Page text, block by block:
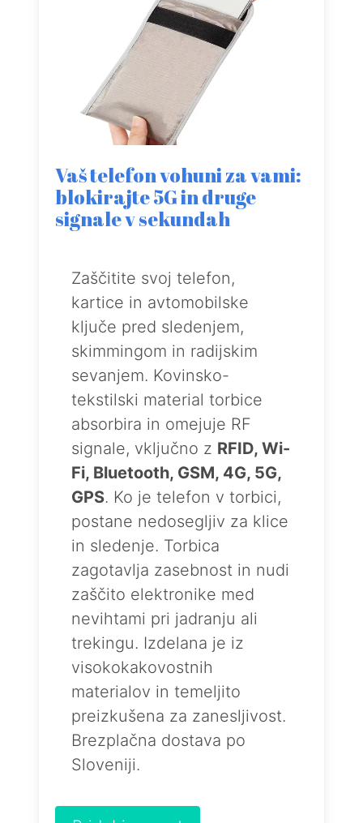
Vaš telefon vohuni za vami:
blokirajte 5G in druge
signale v sekundah
Zaščitite svoj telefon,
kartice in avtomobilske
ključe pred sledenjem,
skimmingom in radijskim
sevanjem. Kovinsko-
tekstilski material torbice
absorbira in omejuje RF
signale, vključno z RFID, Wi-
Fi, Bluetooth, GSM, 4G, 5G,
GPS. Ko je telefon v torbici,
postane nedosegljiv za klice
in sledenje. Torbica
zagotavlja zasebnost in nudi
zaščito elektronike med
nevihtami pri jadranju ali
trekingu. Izdelana je iz
visokokakovostnih
materialov in temeljito
preizkušena za zanesljivost.
Brezplačna dostava po
Sloveniji.